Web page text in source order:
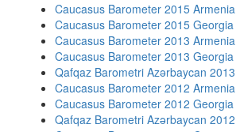
Caucasus Barometer 2015 Armenia
Caucasus Barometer 2015 Georgia
Caucasus Barometer 2013 Armenia
Caucasus Barometer 2013 Georgia
Qafqaz Barometri Azərbaycan 2013
Caucasus Barometer 2012 Armenia
Caucasus Barometer 2012 Georgia
Qafqaz Barometri Azərbaycan 2012